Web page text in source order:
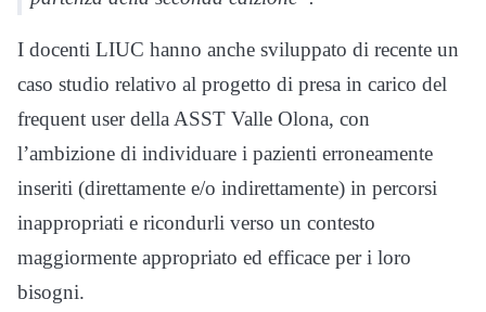
I docenti LIUC hanno anche sviluppato di recente un
caso studio relativo al progetto di presa in carico del
frequent user della ASST Valle Olona, con
l’ambizione di individuare i pazienti erroneamente
inseriti (direttamente e/o indirettamente) in percorsi
inappropriati e ricondurli verso un contesto
maggiormente appropriato ed efficace per i loro
bisogni.